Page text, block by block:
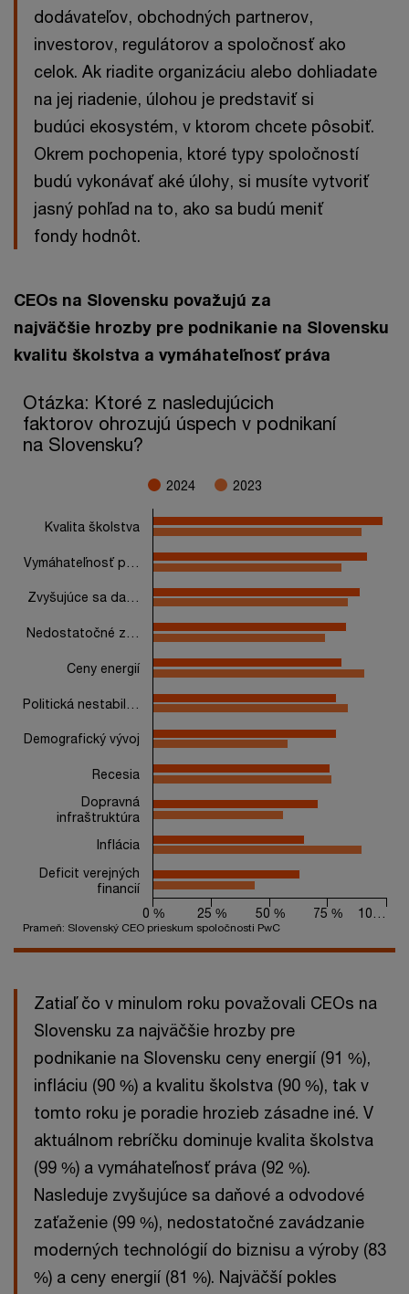
dodávateľov, obchodných partnerov,
investorov, regulátorov a spoločnosť ako
celok. Ak riadite organizáciu alebo dohliadate
na jej riadenie, úlohou je predstaviť si
budúci ekosystém, v ktorom chcete pôsobiť.
Okrem pochopenia, ktoré typy spoločností
budú vykonávať aké úlohy, si musíte vytvoriť
jasný pohľad na to, ako sa budú meniť
fondy hodnôt.
CEOs na Slovensku považujú za
najväčšie hrozby pre podnikanie na Slovensku
kvalitu školstva a vymáhateľnosť práva
Otázka: Ktoré z nasledujúcich faktorov ohrozujú úspech v
Bar chart with 2 data series.
The chart has 1 X axis displaying categories.
Otázka: Ktoré z nasledujúcich
faktorov ohrozujú úspech v podnikaní
na Slovensku?
2024 2023
Kvalita školstva
Vymáhateľnosť p…
Zvyšujúce sa da…
Nedostatočné z…
Ceny energií
Politická nestabil…
Demografický vývoj
Recesia
Dopravná
infraštruktúra
Inflácia
Deficit verejných
financií
0 %
10…
25 % 50 % 75 %
Prameň: Slovenský CEO prieskum spoločnosti PwC
Zatiaľ čo v minulom roku považovali CEOs na
Slovensku za najväčšie hrozby pre
podnikanie na Slovensku ceny energií (91 %),
infláciu (90 %) a kvalitu školstva (90 %), tak v
tomto roku je poradie hrozieb zásadne iné. V
aktuálnom rebríčku dominuje kvalita školstva
(99 %) a vymáhateľnosť práva (92 %).
Nasleduje zvyšujúce sa daňové a odvodové
zaťaženie (99 %), nedostatočné zavádzanie
moderných technológií do biznisu a výroby (83
%) a ceny energií (81 %). Najväčší pokles